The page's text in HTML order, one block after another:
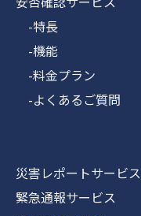
-特長
-機能
-料金プラン
-よくあるご質問
災害レポートサービス
緊急通報サービス